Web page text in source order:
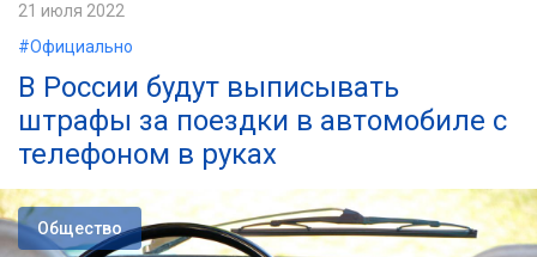
21 июля 2022
#Официально
В России будут выписывать
штрафы за поездки в автомобиле с
телефоном в руках
Общество